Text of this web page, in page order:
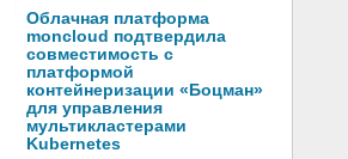
Облачная платформа
moncloud подтвердила
совместимость с
платформой
контейнеризации «Боцман»
для управления
мультикластерами
Kubernetes